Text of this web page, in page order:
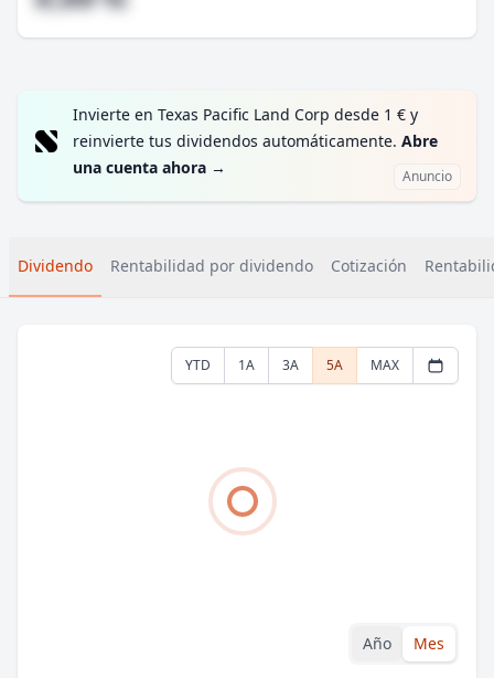
Invierte en Texas Pacific Land Corp desde 1 € y
reinvierte tus dividendos automáticamente. Abre
una cuenta ahora → Anuncio
Dividendo Rentabilidad por dividendo Cotización
YTD 1A 3A 5A MAX
Año Mes